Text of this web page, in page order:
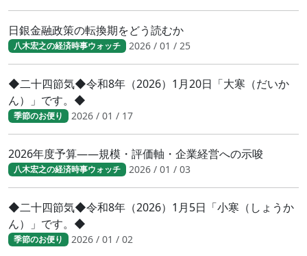
日銀金融政策の転換期をどう読むか
八木宏之の経済時事ウォッチ 2026 / 01 / 25
◆二十四節気◆令和8年（2026）1月20日「大寒（だいか
ん）」です。◆
季節のお便り 2026 / 01 / 17
2026年度予算――規模・評価軸・企業経営への示唆
八木宏之の経済時事ウォッチ 2026 / 01 / 03
◆二十四節気◆令和8年（2026）1月5日「小寒（しょうか
ん）」です。◆
季節のお便り 2026 / 01 / 02